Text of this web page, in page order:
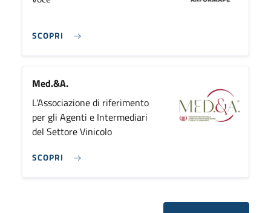
SCOPRI
Med.&A.
L'Associazione di riferimento
per gli Agenti e Intermediari
del Settore Vinicolo
SCOPRI